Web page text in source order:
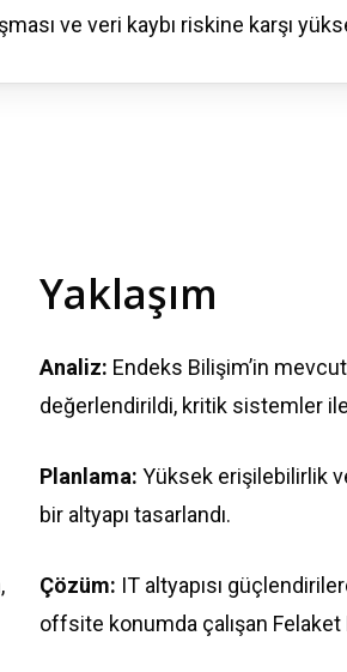
ve veri kaybı riskine karşı
Yaklaşım
Analiz: Endeks Bilişim’in
değerlendirildi, kritik sistemler
Planlama:Yüksek erişilebilirlik
bir altyapı tasarlandı.
Çözüm: IT altyapısı
offsite konumda çalışan